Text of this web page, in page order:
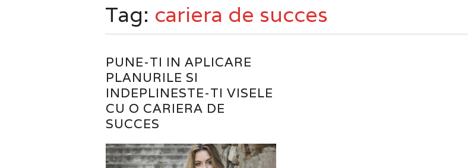
Tag: cariera de succes
PUNE-TI IN APLICARE
PLANURILE SI
INDEPLINESTE-TI VISELE
CU O CARIERA DE
SUCCES